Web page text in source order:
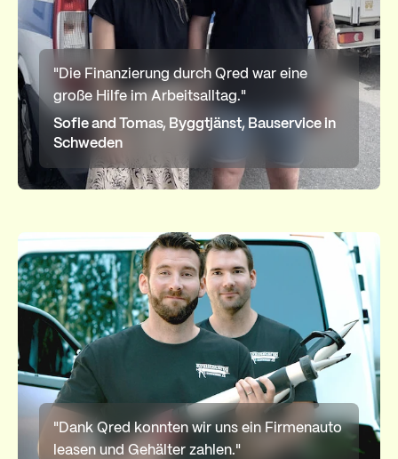
"Die Finanzierung durch Qred war eine
große Hilfe im Arbeitsalltag."
Sofie and Tomas, Byggtjänst, Bauservice in
Schweden
"Dank Qred konnten wir uns ein Firmenauto
leasen und Gehälter zahlen."